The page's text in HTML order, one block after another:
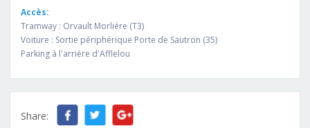
Accès:
Tramway : Orvault Morlière (T3)
Voiture : Sortie périphérique Porte de Sautron (35)
Parking à l'arrière d'Afflelou
Share: